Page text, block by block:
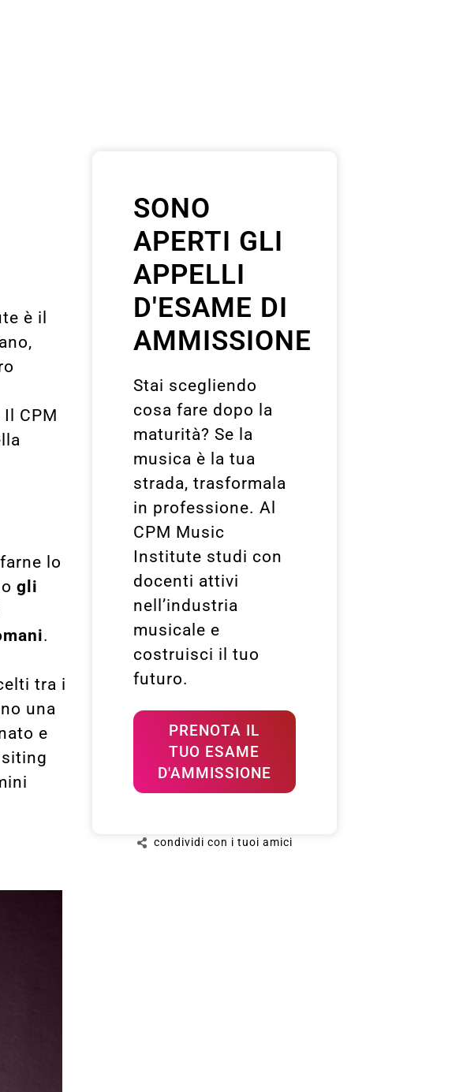
è il
Il CPM
lo
gli
.
tra i
una
e
SONO
APERTI GLI
APPELLI
D'ESAME DI
AMMISSIONE
Stai scegliendo
cosa fare dopo la
maturità? Se la
musica è la tua
strada, trasformala
in professione. Al
CPM Music
Institute studi con
docenti attivi
nell’industria
musicale e
costruisci il tuo
futuro.
PRENOTA IL
TUO ESAME
D'AMMISSIONE
condividi con i tuoi amici